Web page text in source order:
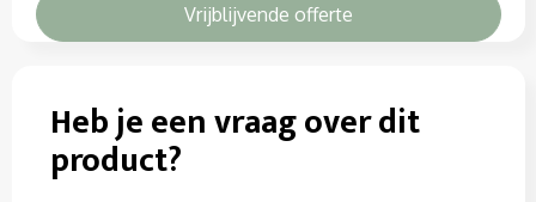
Vrijblijvende offerte
Heb je een vraag over dit
product?